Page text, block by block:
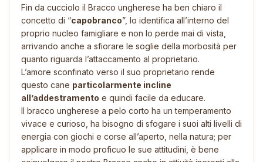
Fin da cucciolo il Bracco ungherese ha ben chiaro il
concetto di “capobranco”, lo identifica all’interno del
proprio nucleo famigliare e non lo perde mai di vista,
arrivando anche a sfiorare le soglie della morbosità per
quanto riguarda l’attaccamento al proprietario.
L’amore sconfinato verso il suo proprietario rende
questo cane particolarmente incline
all’addestramento e quindi facile da educare.
Il bracco ungherese a pelo corto ha un temperamento
vivace e curioso, ha bisogno di sfogare i suoi alti livelli di
energia con giochi e corse all’aperto, nella natura; per
applicare in modo proficuo le sue attitudini, è bene